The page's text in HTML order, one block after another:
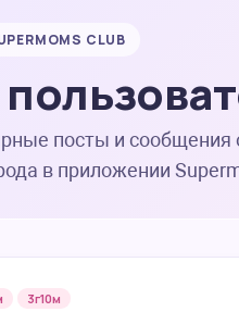
CLUB
посты и сообщения
в приложении
3г10м